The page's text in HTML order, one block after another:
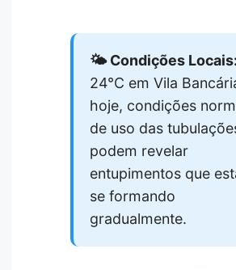
🌤️ Condições Locais:
24°C em Vila
hoje, condições
de uso das
podem revelar
entupimentos que
se formando
gradualmente.